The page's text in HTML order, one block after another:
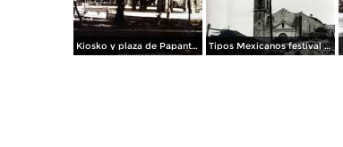
Kiosko y plaza de Papantla Veracruz. Tipos Mexicanos festival los Voladores de Papantla Veracruz.